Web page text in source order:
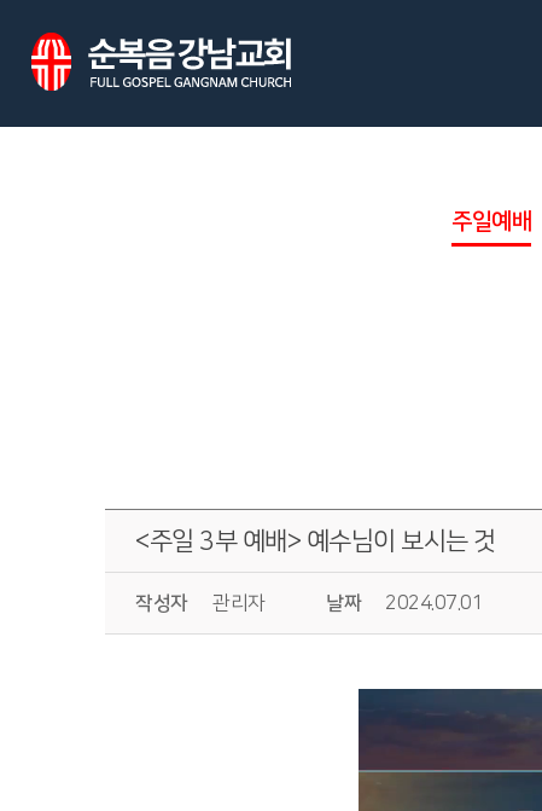
주일예배
<주일 3부 예배> 예수님이 보시는 것
작성자 관리자 날짜 2024.07.01